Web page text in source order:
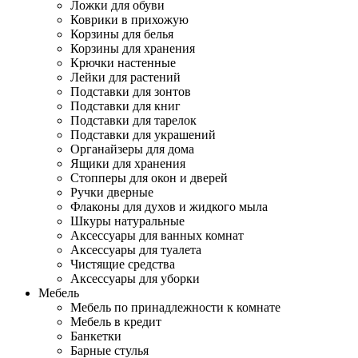
Ложки для обуви
Коврики в прихожую
Корзины для белья
Корзины для хранения
Крючки настенные
Лейки для растений
Подставки для зонтов
Подставки для книг
Подставки для тарелок
Подставки для украшений
Органайзеры для дома
Ящики для хранения
Стопперы для окон и дверей
Ручки дверные
Флаконы для духов и жидкого мыла
Шкуры натуральные
Аксессуары для ванных комнат
Аксессуары для туалета
Чистящие средства
Аксессуары для уборки
Мебель
Мебель по принадлежности к комнате
Мебель в кредит
Банкетки
Барные стулья